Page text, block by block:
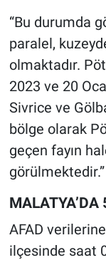
“Bu durumda
paralel,
olmaktadır.
2023 ve 20
Sivrice ve
bölge olarak
geçen fayın
görülmektedir.”
AFAD
ilçesinde saat